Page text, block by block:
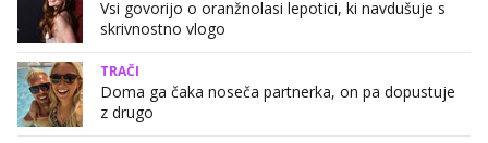
Vsi govorijo o oranžnolasi lepotici, ki navdušuje s
skrivnostno vlogo
TRAČI
Doma ga čaka noseča partnerka, on pa dopustuje
z drugo